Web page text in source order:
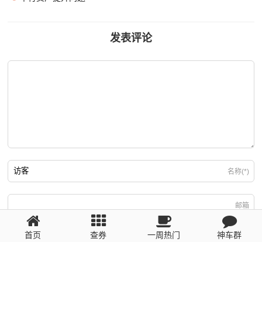
发表评论
名称(*)
邮箱
回复需填写必要信息
首页 查券 一周热门 神车群